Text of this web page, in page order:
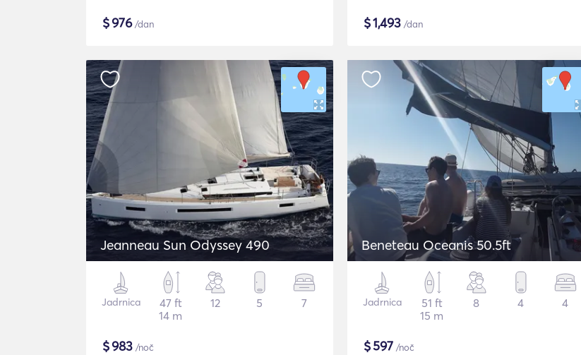
$976/dan $1,493 /dan
Jeanneau Sun Odyssey 490
Jadrnica
47 ft
14 m
12 5 7
$983 /noč
Beneteau Oceanis 50.5ft
Jadrnica
51 ft
15 m
8 4 4
$597 /noč